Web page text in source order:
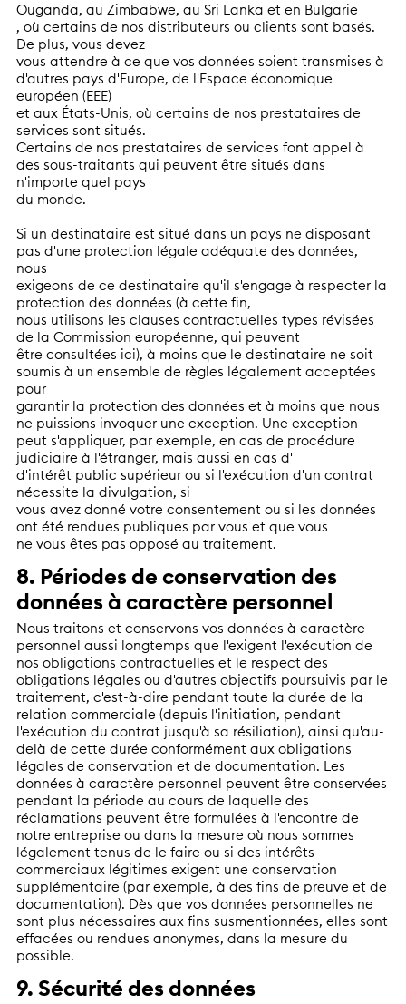
Ouganda, au Zimbabwe, au Sri Lanka et en Bulgarie
, où certains de nos distributeurs ou clients sont basés.
De plus, vous devez
vous attendre à ce que vos données soient transmises à
d'autres pays d'Europe, de l'Espace économique
européen (EEE)
et aux États-Unis, où certains de nos prestataires de
services sont situés.
Certains de nos prestataires de services font appel à
des sous-traitants qui peuvent être situés dans
n'importe quel pays
du monde.
Si un destinataire est situé dans un pays ne disposant
pas d'une protection légale adéquate des données,
nous
exigeons de ce destinataire qu'il s'engage à respecter la
protection des données (à cette fin,
nous utilisons les clauses contractuelles types révisées
de la Commission européenne, qui peuvent
être consultées ici), à moins que le destinataire ne soit
soumis à un ensemble de règles légalement acceptées
pour
garantir la protection des données et à moins que nous
ne puissions invoquer une exception. Une exception
peut s'appliquer, par exemple, en cas de procédure
judiciaire à l'étranger, mais aussi en cas d'
d'intérêt public supérieur ou si l'exécution d'un contrat
nécessite la divulgation, si
vous avez donné votre consentement ou si les données
ont été rendues publiques par vous et que vous
ne vous êtes pas opposé au traitement.
8. Périodes de conservation des
données à caractère personnel
Nous traitons et conservons vos données à caractère
personnel aussi longtemps que l'exigent l'exécution de
nos obligations contractuelles et le respect des
obligations légales ou d'autres objectifs poursuivis par le
traitement, c'est-à-dire pendant toute la durée de la
relation commerciale (depuis l'initiation, pendant
l'exécution du contrat jusqu'à sa résiliation), ainsi qu'au-
delà de cette durée conformément aux obligations
légales de conservation et de documentation. Les
données à caractère personnel peuvent être conservées
pendant la période au cours de laquelle des
réclamations peuvent être formulées à l'encontre de
notre entreprise ou dans la mesure où nous sommes
légalement tenus de le faire ou si des intérêts
commerciaux légitimes exigent une conservation
supplémentaire (par exemple, à des fins de preuve et de
documentation). Dès que vos données personnelles ne
sont plus nécessaires aux fins susmentionnées, elles sont
effacées ou rendues anonymes, dans la mesure du
possible.
9. Sécurité des données